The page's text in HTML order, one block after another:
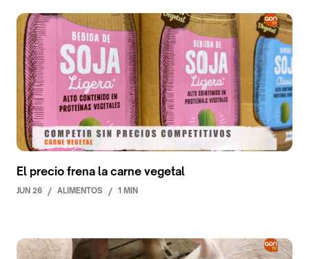
El precio frena la carne vegetal
JUN 26 / ALIMENTOS / 1 MIN